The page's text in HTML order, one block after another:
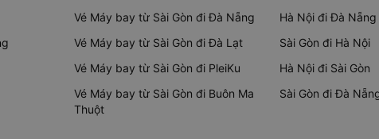
Vé Máy bay từ Sài Gòn đi Đà Nẵng
Vé Máy bay từ Sài Gòn đi Đà Lạt
Vé Máy bay từ Sài Gòn đi PleiKu
Vé Máy bay từ Sài Gòn đi Buôn Ma
Thuột
Hà Nội đi Đà Nẵng
Sài Gòn đi Hà Nội
Hà Nội đi Sài Gòn
Sài Gòn đi Đà